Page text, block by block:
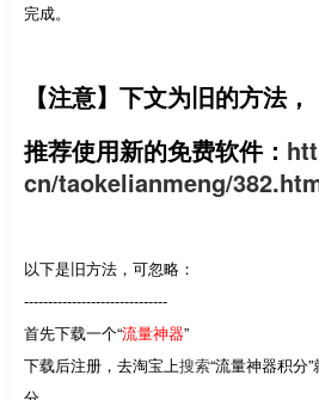
完成。
【注意】下文为旧的方法，
推荐使用新的免费软件：
cn/taokelianmeng/
以下是旧方法，可忽略：
------------------------------
首先下载一个“流量神器”
下载后注册，去淘宝上搜索“流量神器积分